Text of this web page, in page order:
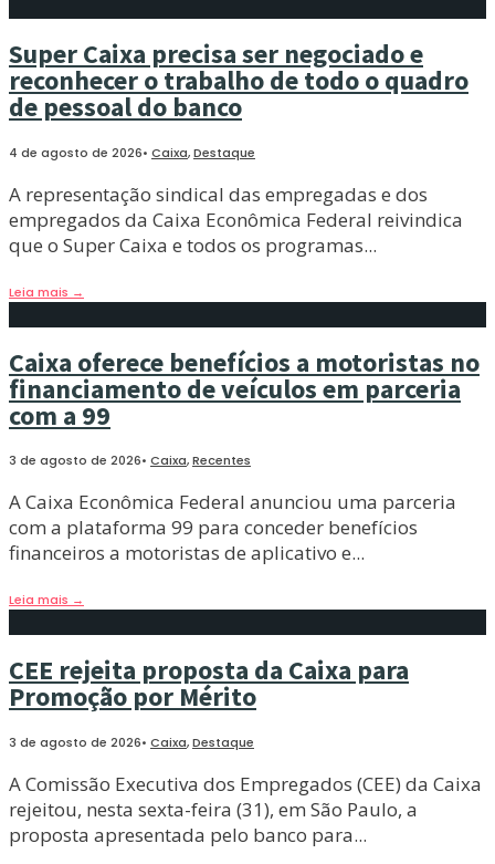
Super Caixa precisa ser negociado e
reconhecer o trabalho de todo o quadro
de pessoal do banco
4 de agosto de 2026• Caixa,Destaque
A representação sindical das empregadas e dos
empregados da Caixa Econômica Federal reivindica
que o Super Caixa e todos os programas...
Leia mais →
Caixa oferece benefícios a motoristas no
financiamento de veículos em parceria
com a 99
3 de agosto de 2026• Caixa,Recentes
A Caixa Econômica Federal anunciou uma parceria
com a plataforma 99 para conceder benefícios
financeiros a motoristas de aplicativo e...
Leia mais →
CEE rejeita proposta da Caixa para
Promoção por Mérito
3 de agosto de 2026• Caixa,Destaque
A Comissão Executiva dos Empregados (CEE) da Caixa
rejeitou, nesta sexta-feira (31), em São Paulo, a
proposta apresentada pelo banco para...